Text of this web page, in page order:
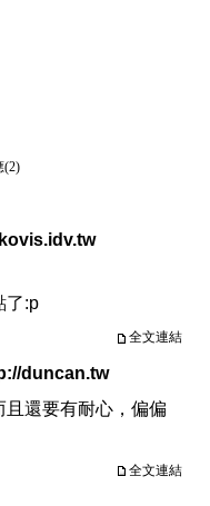
(2)
了:p
全文連結
duncan.tw
還要有耐心，偏偏
全文連結